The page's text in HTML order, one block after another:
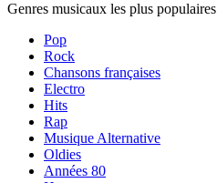
Genres musicaux les plus populaires
Pop
Rock
Chansons françaises
Electro
Hits
Rap
Musique Alternative
Oldies
Années 80